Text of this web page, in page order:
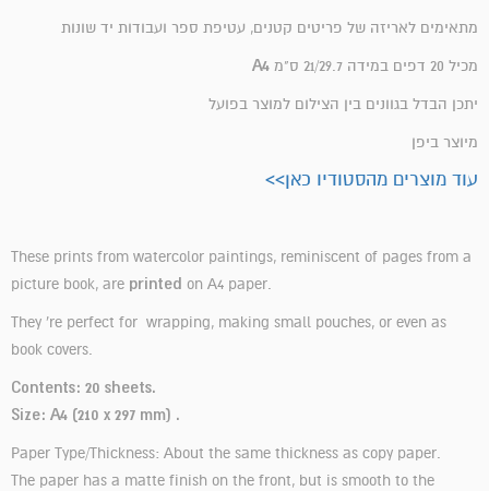
מתאימים לאריזה של פריטים קטנים, עטיפת ספר ועבודות יד שונות
מכיל 20 דפים במידה 21/29.7 ס"מ
יתכן הבדל בגוונים בין הצילום למוצר בפועל
מיוצר ביפן
עוד מוצרים מהסטודיו כאן>>
These prints from watercolor paintings, reminiscent of pages from a
picture book, are printed on A4 paper.
They 're perfect for wrapping, making small pouches, or even as
book covers.
Contents: 20 sheets.
Size: A4 (210 x 297 mm) .
Paper Type/Thickness: About the same thickness as copy paper.
The paper has a matte finish on the front, but is smooth to the